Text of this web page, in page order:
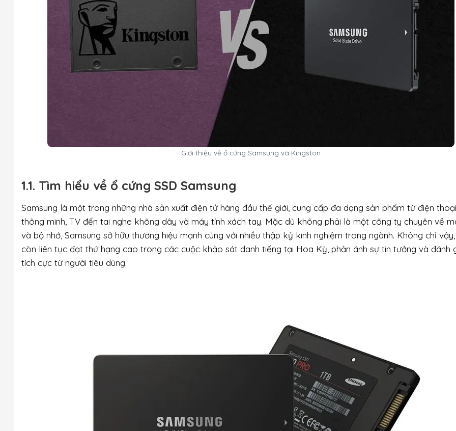
Giới thiệu về ổ cứng Samsung và Kingston
1.1. Tìm hiểu về ổ cứng SSD Samsung
Samsung là một trong những nhà sản xuất điện tử hàng đầu thế giới, cung cấp đa dạng sản phẩm từ điện thoại
thông minh, TV đến tai nghe không dây và máy tính xách tay. Mặc dù không phải là một công ty chuyên về
và bộ nhớ, Samsung sở hữu thương hiệu mạnh cùng với nhiều thập kỷ kinh nghiệm trong ngành. Không chỉ
còn liên tục đạt thứ hạng cao trong các cuộc khảo sát danh tiếng tại Hoa Kỳ, phản ánh sự tin tưởng và đánh
tích cực từ người tiêu dùng.